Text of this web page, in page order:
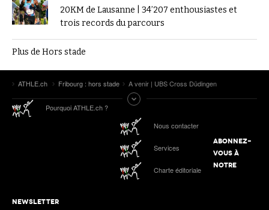
20KM de Lausanne | 34’207 enthousiastes et
trois records du parcours
Plus de Hors stade
ATHLE.ch Fribourg : hors stade A venir | UBS Cross Düdingen
Pourquoi ATHLE.ch ?
Nous contacter
Services
Charte éditoriale
ABONNEZ-
VOUS À
NOTRE
NEWSLETTER